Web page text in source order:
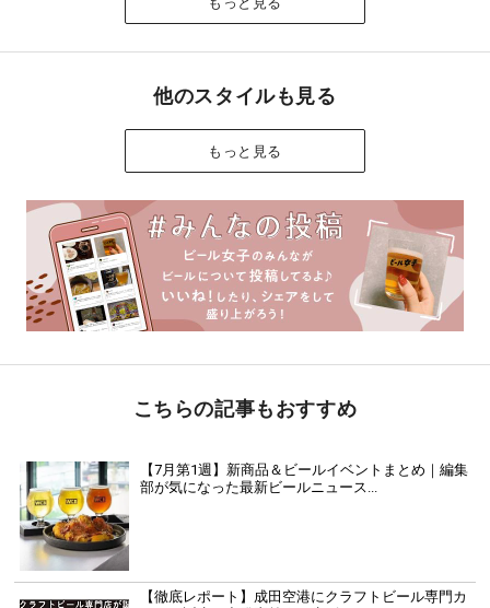
他のスタイルも見る
もっと見る
こちらの記事もおすすめ
【7月第1週】新商品＆ビールイベントまとめ｜編集
部が気になった最新ビールニュース...
【徹底レポート】成田空港にクラフトビール専門カ